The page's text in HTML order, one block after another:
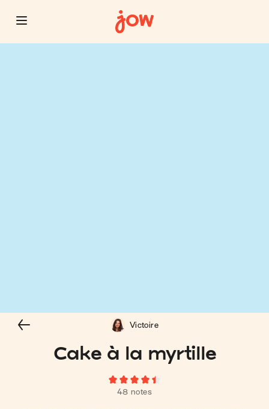
Cake à la myrtille
48 notes
Victoire